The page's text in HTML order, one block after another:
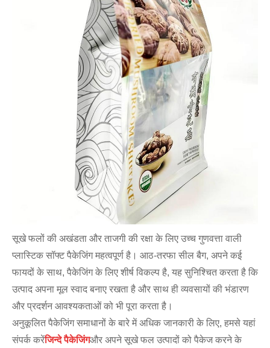
सूखे फलों की अखंडता और ताजगी की रक्षा के लिए उच्च गुणवत्ता वाली
प्लास्टिक सॉफ्ट पैकेजिंग महत्वपूर्ण है। आठ-तरफा सील बैग, अपने कई
फायदों के साथ, पैकेजिंग के लिए शीर्ष विकल्प है, यह सुनिश्चित करता है कि
उत्पाद अपना मूल स्वाद बनाए रखता है और साथ ही व्यवसायों की भंडारण
और प्रदर्शन आवश्यकताओं को भी पूरा करता है।
अनुकूलित पैकेजिंग समाधानों के बारे में अधिक जानकारी के लिए, हमसे यहां
संपर्क करेंजिन्दे पैकेजिंगऔर अपने सूखे फल उत्पादों को पैकेज करने के